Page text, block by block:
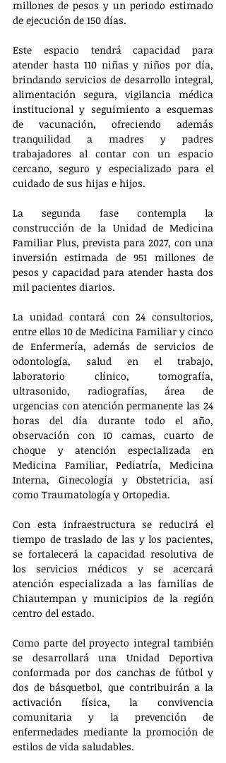
millones de pesos y un periodo estimado
de ejecución de 150 días.
Este espacio tendrá capacidad para
atender hasta 110 niñas y niños por día,
brindando servicios de desarrollo integral,
alimentación segura, vigilancia médica
institucional y seguimiento a esquemas
de vacunación, ofreciendo además
tranquilidad a madres y padres
trabajadores al contar con un espacio
cercano, seguro y especializado para el
cuidado de sus hijas e hijos.
La segunda fase contempla la
construcción de la Unidad de Medicina
Familiar Plus, prevista para 2027, con una
inversión estimada de 951 millones de
pesos y capacidad para atender hasta dos
mil pacientes diarios.
La unidad contará con 24 consultorios,
entre ellos 10 de Medicina Familiar y cinco
de Enfermería, además de servicios de
odontología, salud en el trabajo,
laboratorio clínico, tomografía,
ultrasonido, radiografías, área de
urgencias con atención permanente las 24
horas del día durante todo el año,
observación con 10 camas, cuarto de
choque y atención especializada en
Medicina Familiar, Pediatría, Medicina
Interna, Ginecología y Obstetricia, así
como Traumatología y Ortopedia.
Con esta infraestructura se reducirá el
tiempo de traslado de las y los pacientes,
se fortalecerá la capacidad resolutiva de
los servicios médicos y se acercará
atención especializada a las familias de
Chiautempan y municipios de la región
centro del estado.
Como parte del proyecto integral también
se desarrollará una Unidad Deportiva
conformada por dos canchas de fútbol y
dos de básquetbol, que contribuirán a la
activación física, la convivencia
comunitaria y la prevención de
enfermedades mediante la promoción de
estilos de vida saludables.